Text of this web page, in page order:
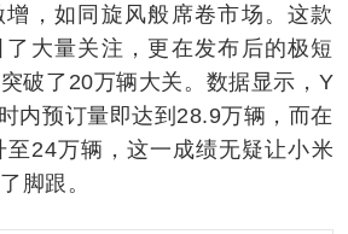
，如同旋风般席卷市场。这款
大量关注，更在发布后的极短
破了20万辆大关。数据显示，Y
内预订量即达到28.9万辆，而在
24万辆，这一成绩无疑让小米
脚跟。